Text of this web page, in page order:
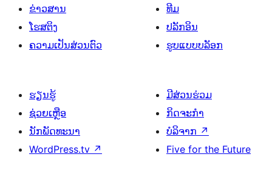
ຂ່າວສານ
ໂຮສຕິງ
ຄວາມເປັນສ່ວນຕົວ
ທີມ
ປລັກອິນ
ຮູບແບບບລັອກ
ຮຽນຮູ້
ຊ່ວຍເຫຼືອ
ນັກພັດທະນາ
WordPress.tv ↗
ມີສ່ວນຮ່ວມ
ກິດຈະກຳ
ບໍລິຈາກ ↗
Five for the Future